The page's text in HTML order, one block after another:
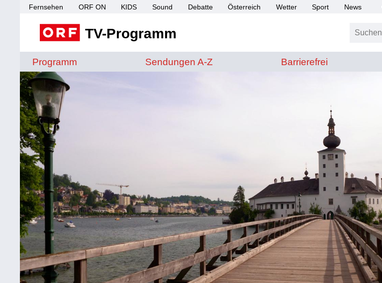
Fernsehen ORF ON KIDS Sound Debatte Österreich Wetter Sport News
TV-Programm
Programm Sendungen von A bis Z
Sendungen A-Z Barrierefrei
Barrierefrei